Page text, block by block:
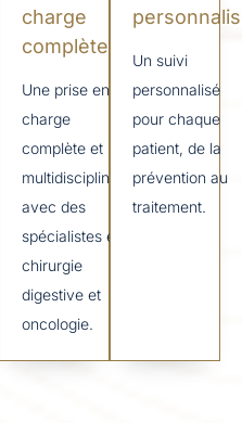
charge
complète
Une prise en
charge
complète et
multidisciplinaire
avec des
spécialistes en
chirurgie
digestive et
oncologie.
Un suivi
personnalisé
pour chaque
patient, de la
prévention au
traitement.